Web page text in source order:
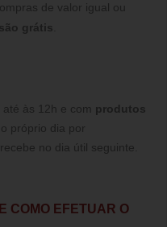
de valor igual ou
grátis
às 12h e com produtos
próprio dia por
no dia útil seguinte.
COMO EFETUAR O